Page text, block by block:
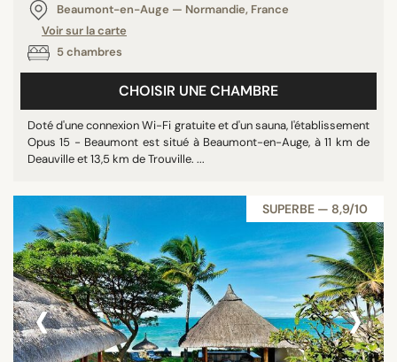
Beaumont-en-Auge — Normandie, France
Voir sur la carte
5 chambres
CHOISIR UNE CHAMBRE
Doté d'une connexion Wi-Fi gratuite et d'un sauna, l'établissement
Opus 15 - Beaumont est situé à Beaumont-en-Auge, à 11 km de
Deauville et 13,5 km de Trouville. ...
SUPERBE — 8,9/10
‹ ›